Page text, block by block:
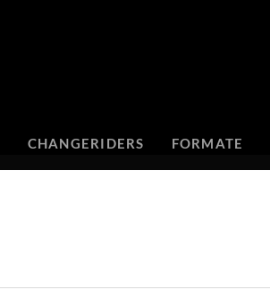
CHANGERIDERS FORMATE